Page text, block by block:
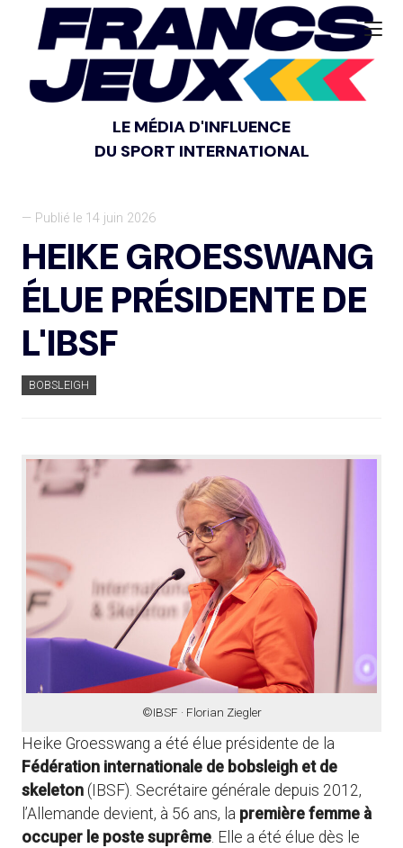
LE MÉDIA D'INFLUENCE
DU SPORT INTERNATIONAL
— Publié le 14 juin 2026
HEIKE GROESSWANG
ÉLUE PRÉSIDENTE DE
L'IBSF
BOBSLEIGH
©IBSF · Florian Ziegler
Heike Groesswang a été élue présidente de la
Fédération internationale de bobsleigh et de
skeleton (IBSF). Secrétaire générale depuis 2012,
l’Allemande devient, à 56 ans, la première femme à
occuper le poste suprême. Elle a été élue dès le